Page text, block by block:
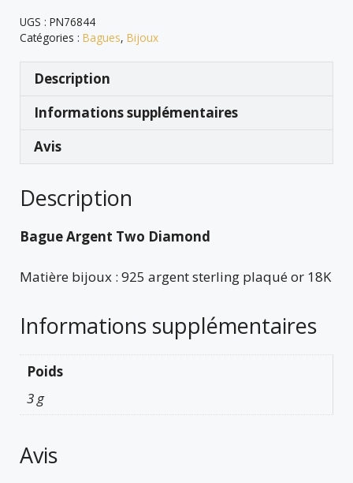
UGS : PN76844
Catégories : Bagues, Bijoux
Description
Informations supplémentaires
Avis
Description
Bague Argent Two Diamond
Matière bijoux : 925 argent sterling plaqué or 18K
Informations supplémentaires
Poids
3 g
Avis